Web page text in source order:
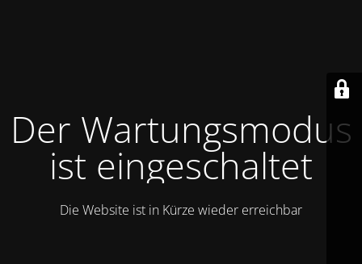
Der Wartungsmodus
ist eingeschaltet
Die Website ist in Kürze wieder erreichbar